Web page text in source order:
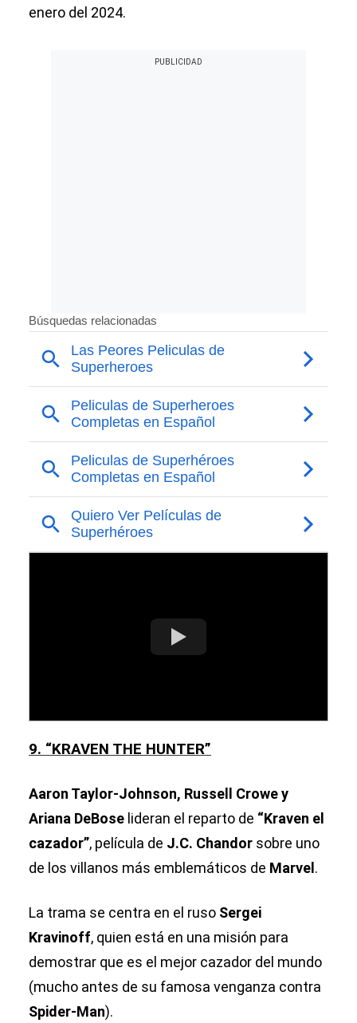
enero del 2024.
9. “KRAVEN THE HUNTER”
Aaron Taylor-Johnson, Russell Crowe y
Ariana DeBose lideran el reparto de “Kraven el
cazador”, película de J.C. Chandor sobre uno
de los villanos más emblemáticos de Marvel.
La trama se centra en el ruso Sergei
Kravinoff, quien está en una misión para
demostrar que es el mejor cazador del mundo
(mucho antes de su famosa venganza contra
Spider-Man).